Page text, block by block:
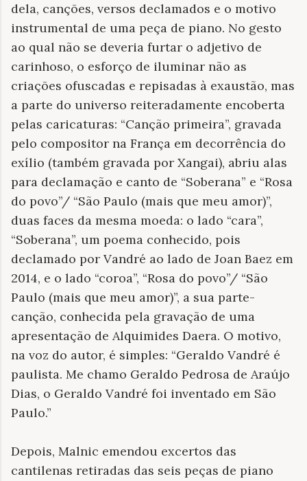
dela, canções, versos declamados e o motivo
instrumental de uma peça de piano. No gesto
ao qual não se deveria furtar o adjetivo de
carinhoso, o esforço de iluminar não as
criações ofuscadas e repisadas à exaustão, mas
a parte do universo reiteradamente encoberta
pelas caricaturas: “Canção primeira”, gravada
pelo compositor na França em decorrência do
exílio (também gravada por Xangai), abriu alas
para declamação e canto de “Soberana” e “Rosa
do povo”/ “São Paulo (mais que meu amor)”,
duas faces da mesma moeda: o lado “cara”,
“Soberana”, um poema conhecido, pois
declamado por Vandré ao lado de Joan Baez em
2014, e o lado “coroa”, “Rosa do povo”/ “São
Paulo (mais que meu amor)”, a sua parte-
canção, conhecida pela gravação de uma
apresentação de Alquimides Daera. O motivo,
na voz do autor, é simples: “Geraldo Vandré é
paulista. Me chamo Geraldo Pedrosa de Araújo
Dias, o Geraldo Vandré foi inventado em São
Paulo.”
Depois, Malnic emendou excertos das
cantilenas retiradas das seis peças de piano